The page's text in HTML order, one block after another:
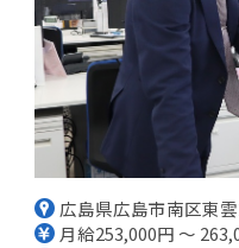
広島県広島市南区東
月給253,000円 ～